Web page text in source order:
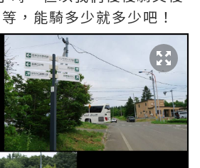
，能騎多少就多少吧！